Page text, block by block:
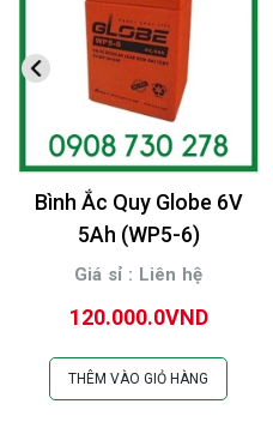
Bình Ắc Quy Globe 6V
5Ah (WP5-6)
Giá sỉ : Liên hệ
120.000.0VND
THÊM VÀO GIỎ HÀNG